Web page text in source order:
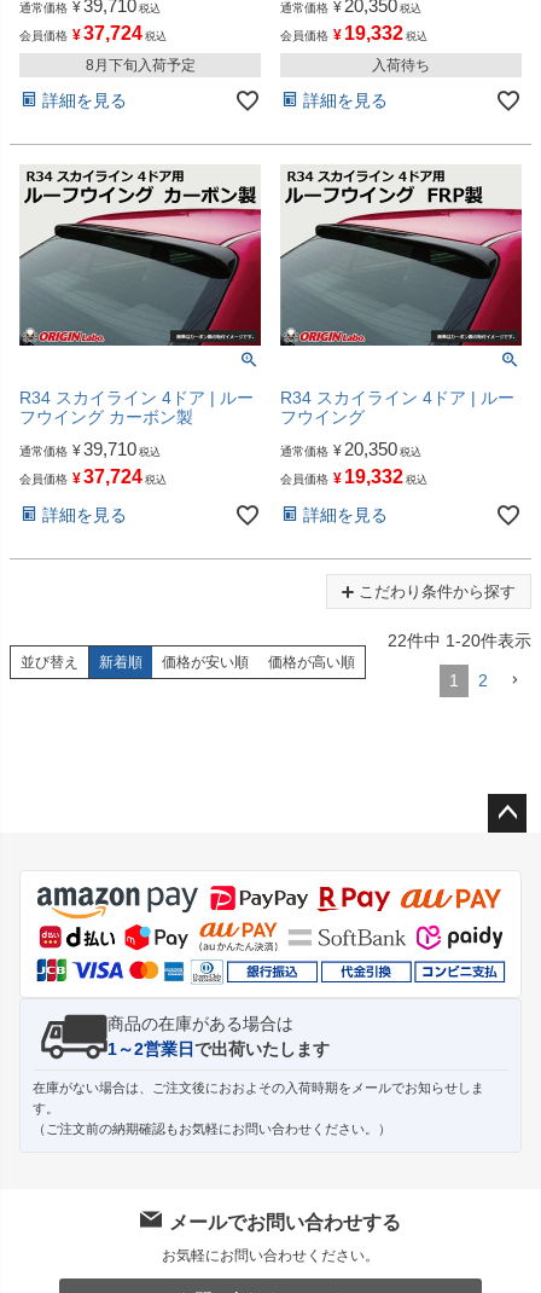
通常価格 ¥39,710 税込
会員価格 ¥37,724 税込
8月下旬入荷予定
詳細を見る
通常価格 ¥ 20,350 税込
会員価格 ¥ 19,332 税込
入荷待ち
詳細を見る
R34 スカイライン 4ドア | ルー
フウイング カーボン製
通常価格 ¥39,710 税込
会員価格 ¥37,724 税込
詳細を見る
R34 スカイライン 4ドア | ルー
フウイング
通常価格 ¥ 20,350 税込
会員価格 ¥ 19,332 税込
詳細を見る
こだわり条件から探す
並び替え 新着順 価格が安い順 価格が高い順
22件中 1-20件表示
1 2
ジト
ップ
へ
商品の在庫がある場合は
1～2営業日で出荷いたします
在庫がない場合は、ご注文後におおよその入荷時期をメールでお知らせしま
す。
（ご注文前の納期確認もお気軽にお問い合わせください。）
メールでお問い合わせする
お気軽にお問い合わせください。